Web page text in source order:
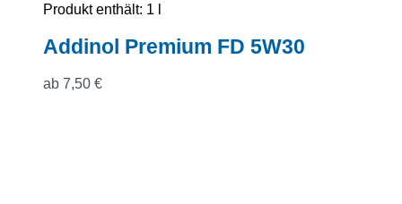
Produkt enthält: 1
Addinol Premium FD 5W30
ab 7,50 €